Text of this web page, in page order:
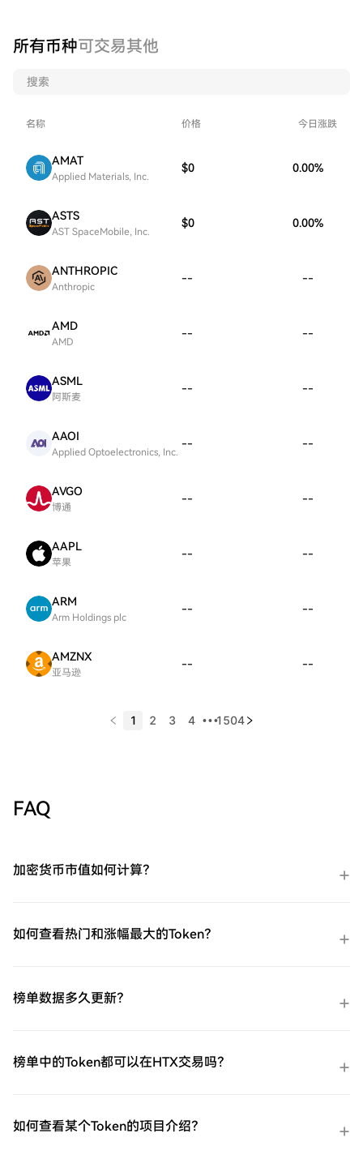
所有币种可交易其他
名称 价格 今日涨跌
AMAT
Applied Materials, Inc.
$0 0.00%
ASTS
AST SpaceMobile, Inc.
$0 0.00%
ANTHROPIC
Anthropic
-- --
AMD
AMD
-- --
ASML
阿斯麦
-- --
AAOI
Applied Optoelectronics, Inc.
-- --
AVGO
博通
-- --
AAPL
苹果
-- --
ARM
Arm Holdings plc
-- --
AMZNX
亚马逊
-- --
1 2 3 4 •••1504
FAQ
加密货币市值如何计算？
如何查看热门和涨幅最大的Token？
榜单数据多久更新？
榜单中的Token都可以在HTX交易吗？
如何查看某个Token的项目介绍？